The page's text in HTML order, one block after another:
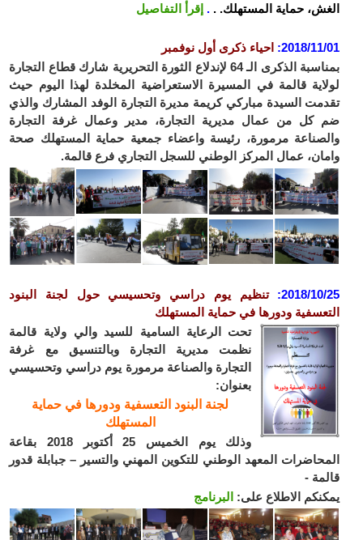
حماية المستهلك. ..إقرأ التفاصيل
2018/
:احياء ذكرى أول نوفمبر
بمناسبة الذكرى الـ 64 لإندلاع الثورة التحريرية شارك قطاع التجارة
قالمة في المسيرة الاستعراضية المخلدة لهذا اليوم حيث
السيدة مباركي كريمة مديرة التجارة الوفد المشارك والذي
كل من عمال مديرية التجارة، مدير وعمال غرفة التجارة
مرمورة، رئيسة واعضاء جمعية حماية المستهلك صحة
عمال المركز الوطني للسجل التجاري فرع قالمة.
2018/
:تنظيم يوم دراسي وتحسيسي حول لجنة البنود
ودورها في حماية المستهلك
تحت الرعاية السامية للسيد والي ولاية قالمة
نظمت مديرية التجارة وبالتنسيق مع غرفة
التجارة والصناعة مرمورة يوم دراسي وتحسيسي
بعنوان:
لجنة البنود التعسفية ودورها في حماية
المستهلك
وذلك يوم الخميس 25 أكتوبر 2018 بقاعة
المعهد الوطني للتكوين المهني والتسير – جبابلة قدور
الاطلاع على:البرنامج